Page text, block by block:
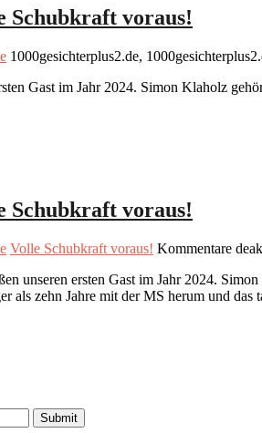
Schubkraft voraus!
1000gesichterplus2.de,
Gast im Jahr 2024. Simon Klaholz
Schubkraft voraus!
Volle Schubkraft voraus! Kommentare
unseren ersten Gast im Jahr 2024.
als zehn Jahre mit der MS herum und